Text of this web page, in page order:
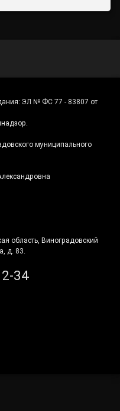
ЭЛ № ФС 77 - 83807 от
муниципального
область, Виноградовский
д. 83.
34